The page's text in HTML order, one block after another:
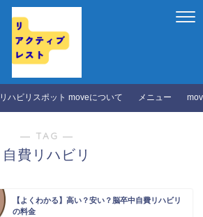
リハビリスポット moveについて メニュー
― TAG ―
自費リハビリ
【よくわかる】高い？安い？脳卒中自費リハビリ
の料金